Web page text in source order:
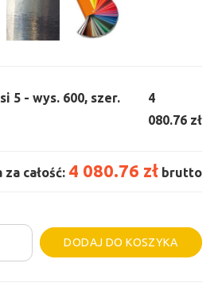
5 - wys. 600, szer.
4
080.76 zł
za całość: 4 080.76 zł brutto
DODAJ DO KOSZYKA